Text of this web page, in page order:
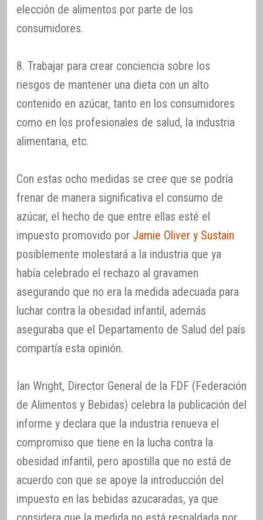
elección de alimentos por parte de los
consumidores.
8. Trabajar para crear conciencia sobre los
riesgos de mantener una dieta con un alto
contenido en azúcar, tanto en los consumidores
como en los profesionales de salud, la industria
alimentaria, etc.
Con estas ocho medidas se cree que se podría
frenar de manera significativa el consumo de
azúcar, el hecho de que entre ellas esté el
impuesto promovido por Jamie Oliver y Sustain
posiblemente molestará a la industria que ya
había celebrado el rechazo al gravamen
asegurando que no era la medida adecuada para
luchar contra la obesidad infantil, además
aseguraba que el Departamento de Salud del país
compartía esta opinión.
Ian Wright, Director General de la FDF (Federación
de Alimentos y Bebidas) celebra la publicación del
informe y declara que la industria renueva el
compromiso que tiene en la lucha contra la
obesidad infantil, pero apostilla que no está de
acuerdo con que se apoye la introducción del
impuesto en las bebidas azucaradas, ya que